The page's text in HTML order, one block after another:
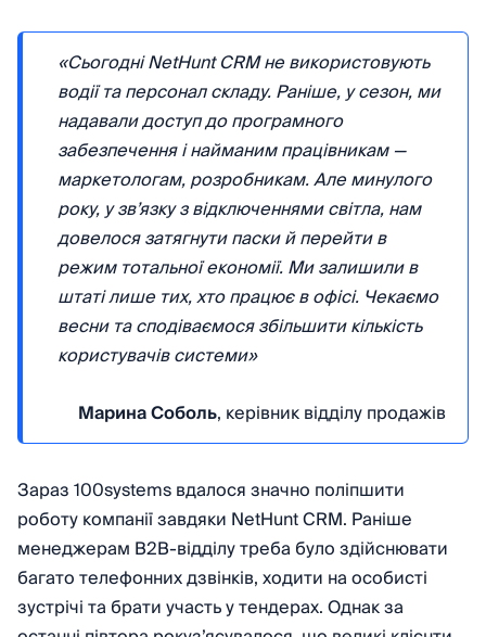
«Сьогодні NetHunt CRM не використовують
водії та персонал складу. Раніше, у сезон, ми
надавали доступ до програмного
забезпечення і найманим працівникам —
маркетологам, розробникам. Але минулого
року, у зв’язку з відключеннями світла, нам
довелося затягнути паски й перейти в
режим тотальної економії. Ми залишили в
штаті лише тих, хто працює в офісі. Чекаємо
весни та сподіваємося збільшити кількість
користувачів системи»
Марина Соболь, керівник відділу продажів
Зараз 100systems вдалося значно поліпшити
роботу компанії завдяки NetHunt CRM. Раніше
менеджерам B2B-відділу треба було здійснювати
багато телефонних дзвінків, ходити на особисті
зустрічі та брати участь у тендерах. Однак за